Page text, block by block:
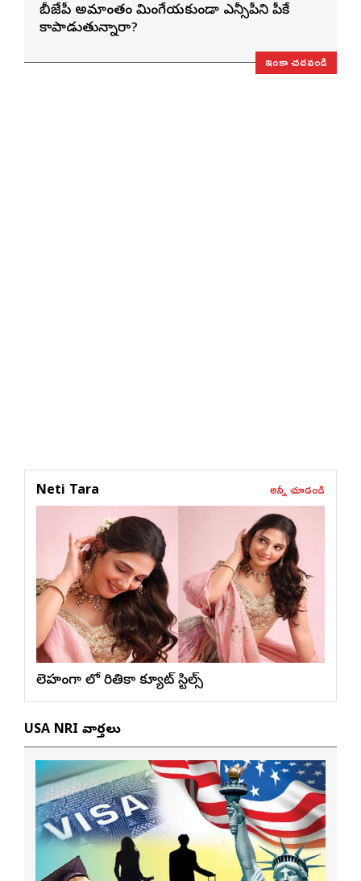
బీజేపీ అమాంతం మింగేయకుండా ఎన్సీపీని పీకే
కాపాడుతున్నారా?
ఇంకా చదవండి
Neti Tara అన్నీ చూడండి
లెహంగా లో రితికా క్యూట్ స్టిల్స్
USA NRI వార్తలు